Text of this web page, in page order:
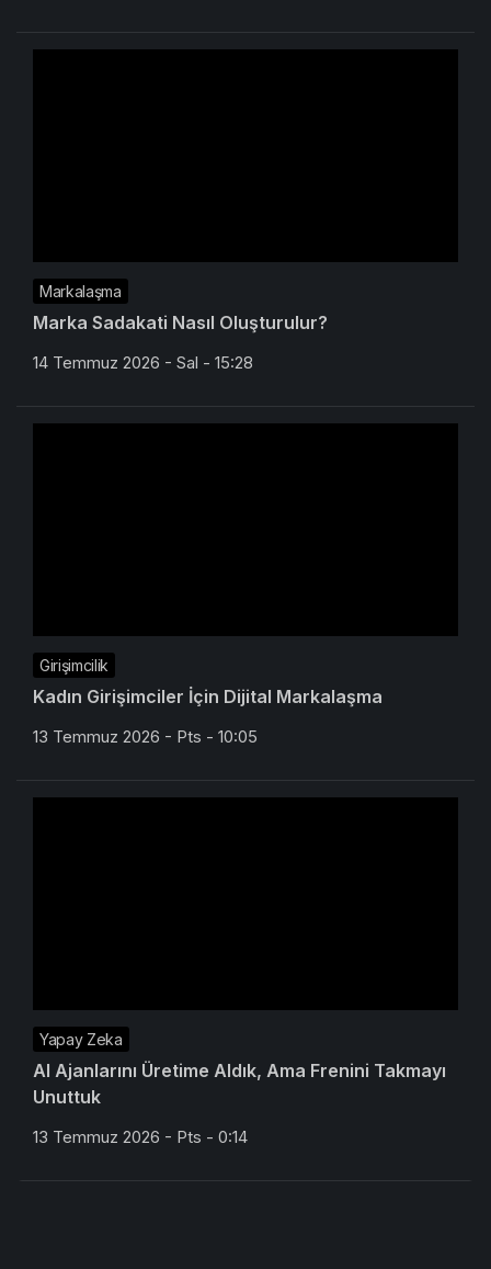
Markalaşma
Marka Sadakati Nasıl Oluşturulur?
14 Temmuz 2026 - Sal - 15:28
Girişimcilik
Kadın Girişimciler İçin Dijital Markalaşma
13 Temmuz 2026 - Pts - 10:05
Yapay Zeka
AI Ajanlarını Üretime Aldık, Ama Frenini Takmayı
Unuttuk
13 Temmuz 2026 - Pts - 0:14